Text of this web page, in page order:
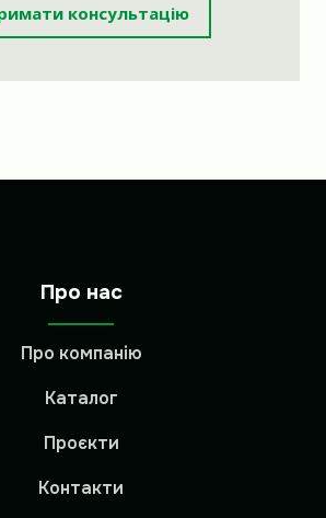
консультацію
Про нас
Про компанію
Каталог
Проєкти
Контакти